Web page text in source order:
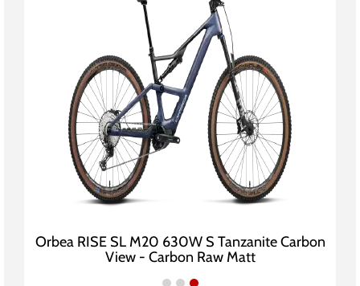
Orbea RISE SL M20 630W S Tanzanite Carbon
View - Carbon Raw Matt